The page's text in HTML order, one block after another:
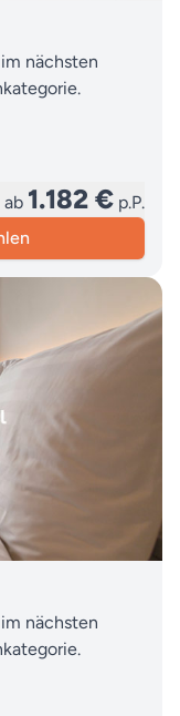
nächsten
ab 1.182 € p.P.
nächsten